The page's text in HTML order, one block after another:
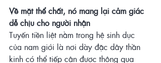
Về mặt thể chất, nó mang lại cảm giác
dễ chịu cho người nhận
Tuyến tiền liệt nằm trong hệ sinh dục
của nam giới là nơi dày đặc dây thần
kinh có thể tiếp cận được thông qua